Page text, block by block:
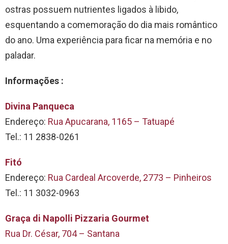
ostras possuem nutrientes ligados à libido,
esquentando a comemoração do dia mais romântico
do ano. Uma experiência para ficar na memória e no
paladar.
Informações :
Divina Panqueca
Endereço: Rua Apucarana, 1165 – Tatuapé
Tel.: 11 2838-0261
Fitó
Endereço: Rua Cardeal Arcoverde, 2773 – Pinheiros
Tel.: 11 3032-0963
Graça di Napolli Pizzaria Gourmet
Rua Dr. César, 704 – Santana